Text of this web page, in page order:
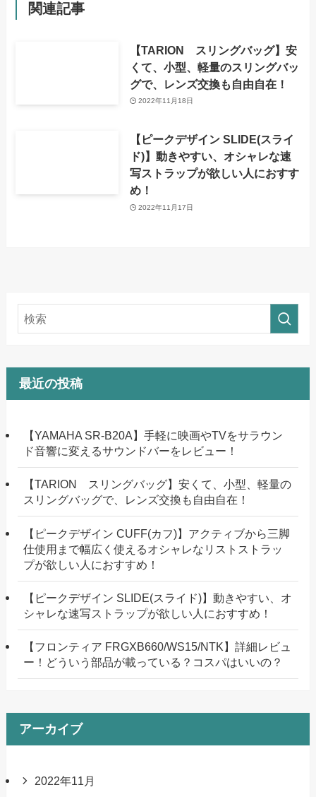
関連記事
【TARION スリングバッグ】安
くて、小型、軽量のスリングバッ
グで、レンズ交換も自由自在！
2022年11月18日
【ピークデザイン SLIDE(スライ
ド)】動きやすい、オシャレな速
写ストラップが欲しい人におすす
め！
2022年11月17日
最近の投稿
【YAMAHA SR-B20A】手軽に映画やTVをサラウン
ド音響に変えるサウンドバーをレビュー！
【TARION スリングバッグ】安くて、小型、軽量の
スリングバッグで、レンズ交換も自由自在！
【ピークデザイン CUFF(カフ)】アクティブから三脚
仕使用まで幅広く使えるオシャレなリストストラッ
プが欲しい人におすすめ！
【ピークデザイン SLIDE(スライド)】動きやすい、オ
シャレな速写ストラップが欲しい人におすすめ！
【フロンティア FRGXB660/WS15/NTK】詳細レビュ
ー！どういう部品が載っている？コスパはいいの？
アーカイブ
2022年11月